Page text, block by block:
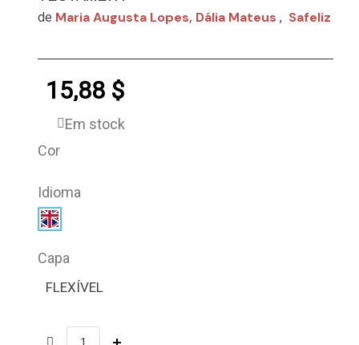
de Maria Augusta Lopes, Dália Mateus , Safeliz
15,88 $
Em stock
Cor
Idioma
Capa
FLEXÍVEL